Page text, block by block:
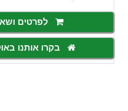
לפרטים
בקרו אותנו